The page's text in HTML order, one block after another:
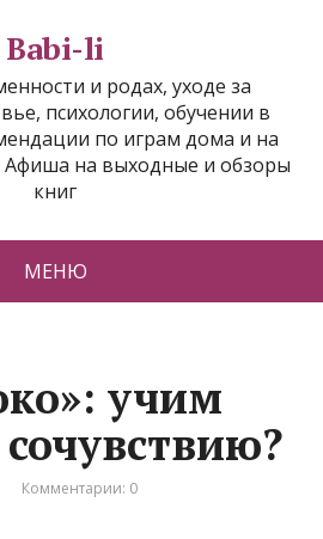
Babi-li
и родах, уходе за
психологии, обучении в
по играм дома и на
Афиша на выходные и обзоры
книг
МЕНЮ
учим
Комментарии: 0